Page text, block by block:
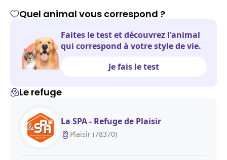
Quel animal vous correspond ?
Faites le test et découvrez l'animal
qui correspond à votre style de vie.
Je fais le test
Le refuge
La SPA - Refuge de Plaisir
Plaisir (78370)